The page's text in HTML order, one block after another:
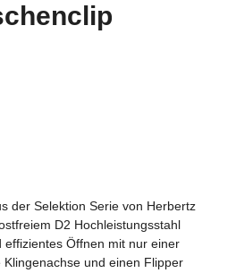
der Selektion Serie von Herbertz
D2 Hochleistungsstahl
Öffnen mit nur einer
und einen Flipper